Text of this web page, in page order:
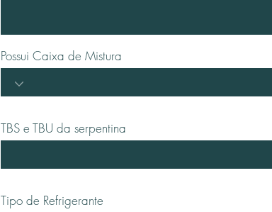
Possui Caixa de Mistura
TBS e TBU da serpentina
Tipo de Refrigerante